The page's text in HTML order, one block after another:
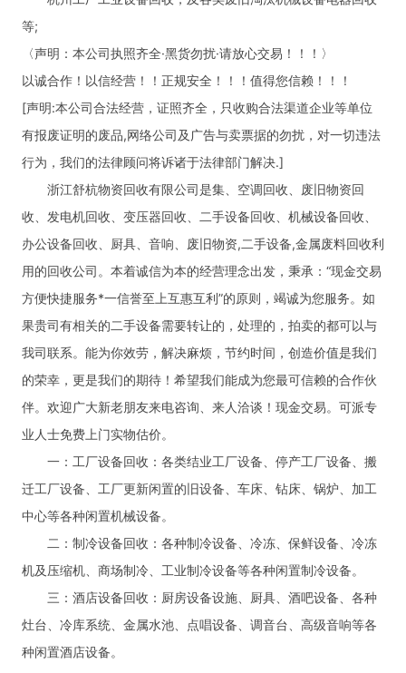
等;
〈声明：本公司执照齐全·黑货勿扰·请放心交易！！！〉
以诚合作！以信经营！！正规安全！！！值得您信赖！！！
[声明:本公司合法经营，证照齐全，只收购合法渠道企业等单位
有报废证明的废品,网络公司及广告与卖票据的勿扰，对一切违法
行为，我们的法律顾问将诉诸于法律部门解决.]
浙江舒杭物资回收有限公司是集、空调回收、废旧物资回
收、发电机回收、变压器回收、二手设备回收、机械设备回收、
办公设备回收、厨具、音响、废旧物资,二手设备,金属废料回收利
用的回收公司。本着诚信为本的经营理念出发，秉承：“现金交易
方便快捷服务*一信誉至上互惠互利”的原则，竭诚为您服务。如
果贵司有相关的二手设备需要转让的，处理的，拍卖的都可以与
我司联系。能为你效劳，解决麻烦，节约时间，创造价值是我们
的荣幸，更是我们的期待！希望我们能成为您最可信赖的合作伙
伴。欢迎广大新老朋友来电咨询、来人洽谈！现金交易。可派专
业人士免费上门实物估价。
一：工厂设备回收：各类结业工厂设备、停产工厂设备、搬
迁工厂设备、工厂更新闲置的旧设备、车床、钻床、锅炉、加工
中心等各种闲置机械设备。
二：制冷设备回收：各种制冷设备、冷冻、保鲜设备、冷冻
机及压缩机、商场制冷、工业制冷设备等各种闲置制冷设备。
三：酒店设备回收：厨房设备设施、厨具、酒吧设备、各种
灶台、冷库系统、金属水池、点唱设备、调音台、高级音响等各
种闲置酒店设备。